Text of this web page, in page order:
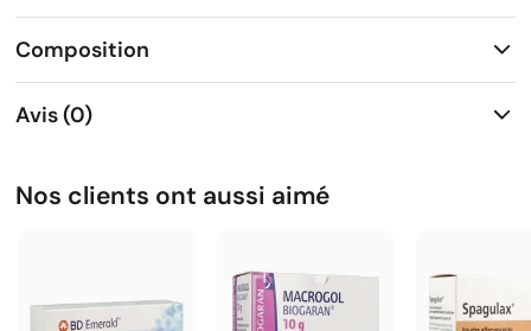
Composition
Avis (0)
Nos clients ont aussi aimé